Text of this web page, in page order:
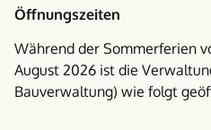
Öffnungszeiten
Während der Sommerferien
August 2026 ist die
Bauverwaltung) wie folgt